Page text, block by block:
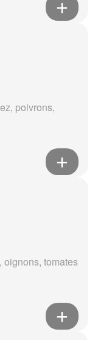
poivrons,
oignons, tomates